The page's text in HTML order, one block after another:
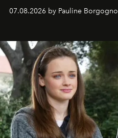
s'arrachent déjà.
07.08.2026 by Pauline Borgogno